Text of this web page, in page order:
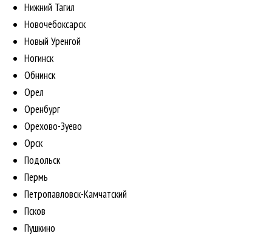
Нижний Тагил
Новочебоксарск
Новый Уренгой
Ногинск
Обнинск
Орел
Оренбург
Орехово-Зуево
Орск
Подольск
Пермь
Петропавловск-Камчатский
Псков
Пушкино